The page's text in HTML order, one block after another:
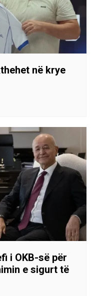
në krye
i OKB-së për
e sigurt të